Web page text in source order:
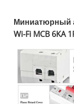
Миниатюрный
Wi-Fi MCB